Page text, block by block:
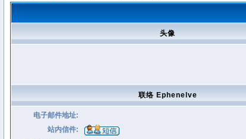
头像
联络 Ephenelve
电子邮件地址:
站内信件: